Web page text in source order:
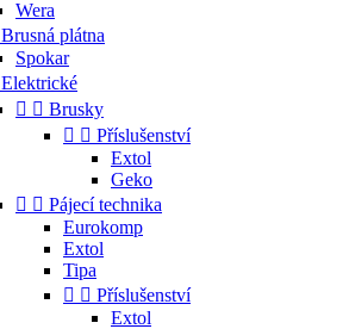
Wera
Brusná plátna
Spokar
Elektrické
  Brusky
  Příslušenství
Extol
Geko
  Pájecí technika
Eurokomp
Extol
Tipa
  Příslušenství
Extol